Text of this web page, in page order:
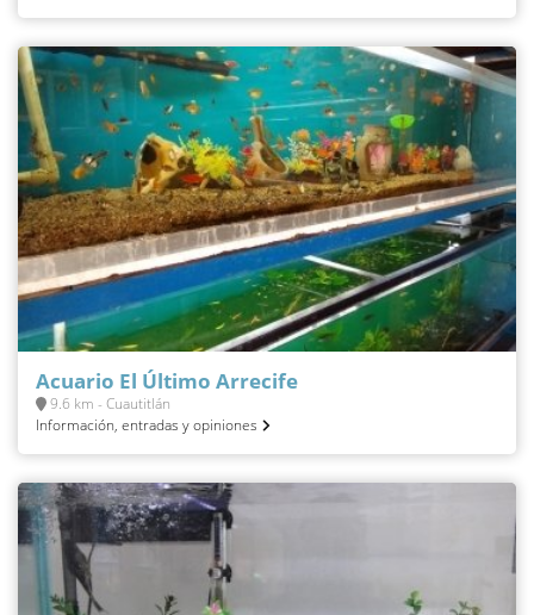
Acuario El Último Arrecife
9.6 km - Cuautitlán
Información, entradas y opiniones